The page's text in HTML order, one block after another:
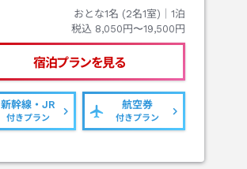
おとな1名 (2名1室)｜ 1泊
税込 8,050円〜19,500円
宿泊プランを見る
新幹線・JR
付きプラン
航空券
付きプラン